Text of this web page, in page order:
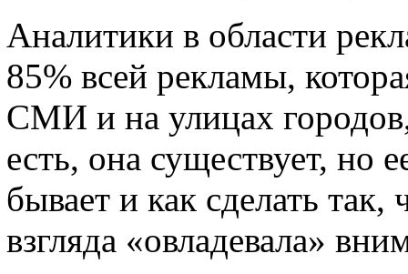
Аналитики в области
85% всей рекламы,
СМИ и на улицах
есть, она существует, но
бывает и как сделать
взгляда «овладевала»